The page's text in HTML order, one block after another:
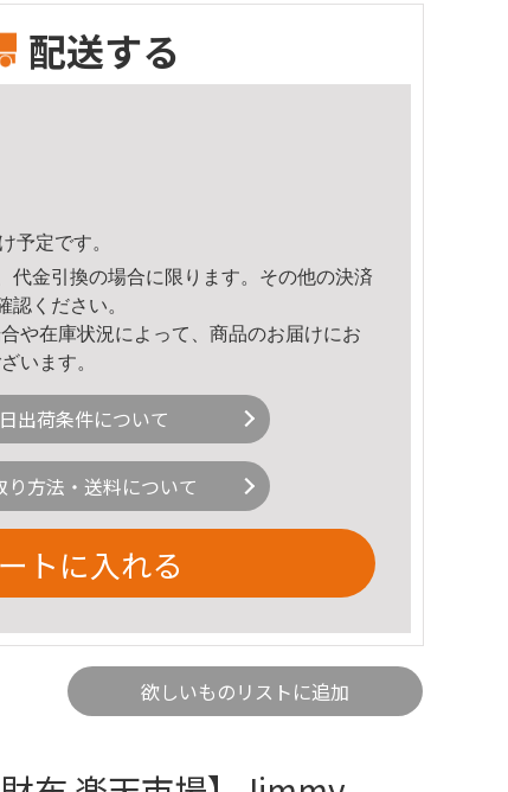
配送する
予定です。
代金引換の場合に限ります。その他の決済
認ください。
や在庫状況によって、商品のお届けにお
います。
出荷条件について
り方法・送料について
トに入れる
欲しいものリストに追加